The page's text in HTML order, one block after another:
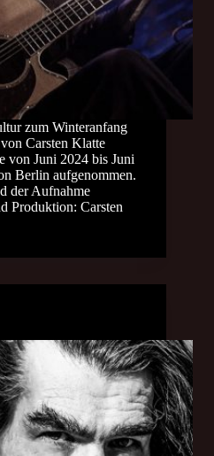
zum Winteranfang
Carsten Klatte
von Juni 2024 bis Juni
Berlin aufgenommen.
der Aufnahme
Produktion: Carsten